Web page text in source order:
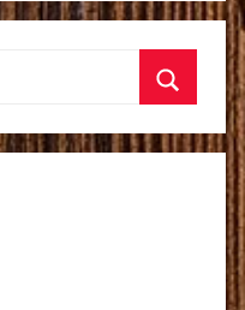
Suchen